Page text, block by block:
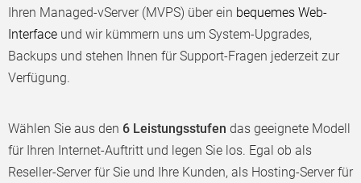
Ihren Managed-vServer (MVPS) über ein bequemes Web-
Interface und wir kümmern uns um System-Upgrades,
Backups und stehen Ihnen für Support-Fragen jederzeit zur
Verfügung.
Wählen Sie aus den 6 Leistungsstufen das geeignete Modell
für Ihren Internet-Auftritt und legen Sie los. Egal ob als
Reseller-Server für Sie und Ihre Kunden, als Hosting-Server für